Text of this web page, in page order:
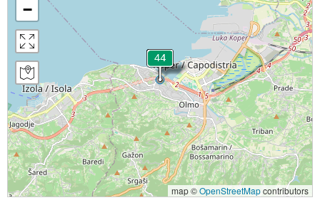
−
map ©OpenStreetMapcontributors